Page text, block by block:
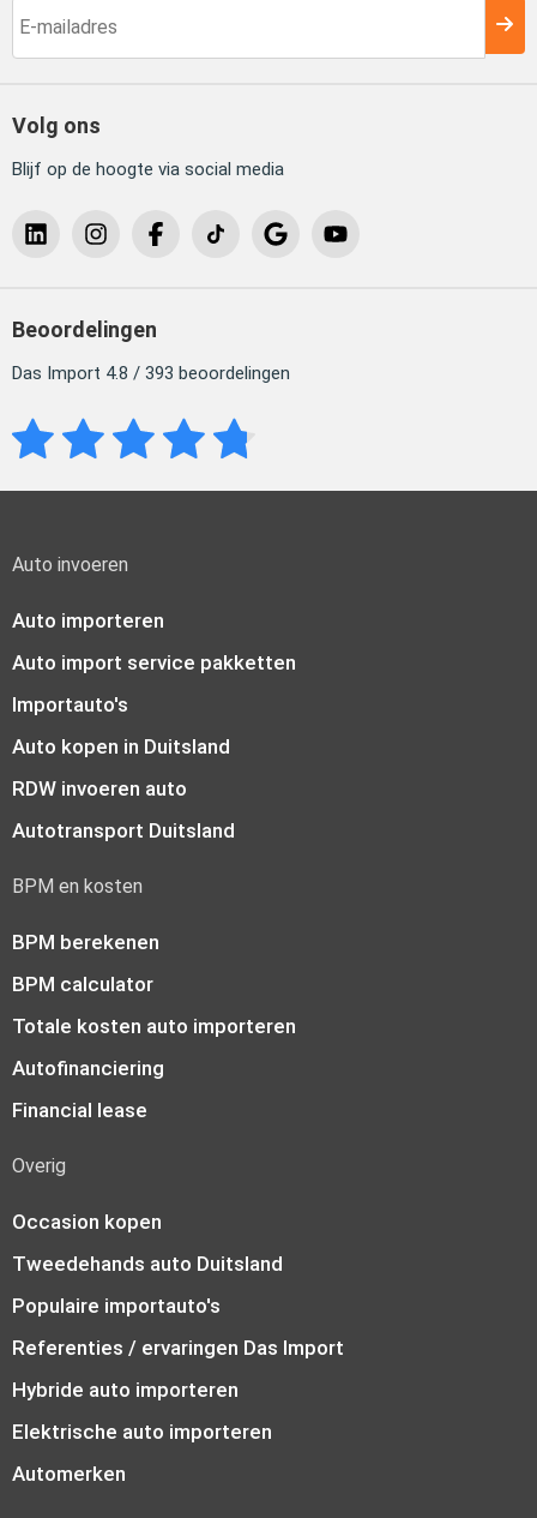
Volg ons
Blijf op de hoogte via social media
Beoordelingen
Das Import 4.8 / 393 beoordelingen
Auto invoeren
Auto importeren
Auto import service pakketten
Importauto's
Auto kopen in Duitsland
RDW invoeren auto
Autotransport Duitsland
BPM en kosten
BPM berekenen
BPM calculator
Totale kosten auto importeren
Autofinanciering
Financial lease
Overig
Occasion kopen
Tweedehands auto Duitsland
Populaire importauto's
Referenties / ervaringen Das Import
Hybride auto importeren
Elektrische auto importeren
Automerken